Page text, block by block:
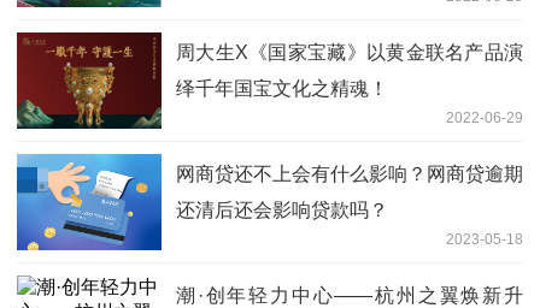
周大生X《国家宝藏》以黄金联名产品演
绎千年国宝文化之精魂！
2022-06-29
网商贷还不上会有什么影响？网商贷逾期
还清后还会影响贷款吗？
2023-05-18
潮·创年轻力中心——杭州之翼焕新升